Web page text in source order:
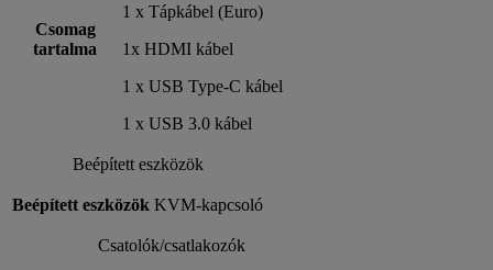
Csomag
tartalma
1 x Tápkábel (Euro)
1x HDMI kábel
1 x USB Type-C kábel
1 x USB 3.0 kábel
Beépített eszközök
Beépített eszközök KVM-kapcsoló
Csatolók/csatlakozók